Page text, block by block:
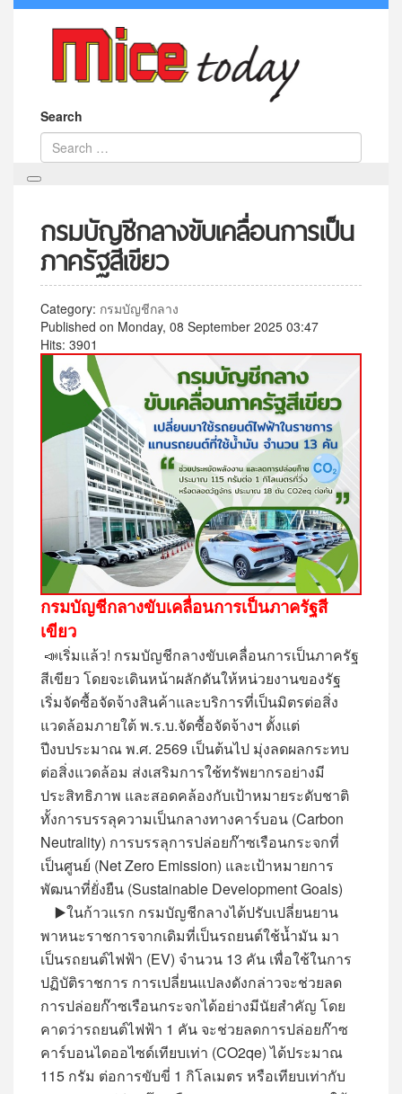
Search
กรมบัญชีกลางขับเคลื่อนการเป็น
ภาครัฐสีเขียว
Category: กรมบัญชีกลาง
Published on Monday, 08 September 2025 03:47
Hits: 3901
กรมบัญชีกลางขับเคลื่อนการเป็นภาครัฐสี
เขียว
📣เริ่มแล้ว! กรมบัญชีกลางขับเคลื่อนการเป็นภาครัฐ
สีเขียว โดยจะเดินหน้าผลักดันให้หน่วยงานของรัฐ
เริ่มจัดซื้อจัดจ้างสินค้าและบริการที่เป็นมิตรต่อสิ่ง
แวดล้อมภายใต้ พ.ร.บ.จัดซื้อจัดจ้างฯ ตั้งแต่
ปีงบประมาณ พ.ศ. 2569 เป็นต้นไป มุ่งลดผลกระทบ
ต่อสิ่งแวดล้อม ส่งเสริมการใช้ทรัพยากรอย่างมี
ประสิทธิภาพ และสอดคล้องกับเป้าหมายระดับชาติ
ทั้งการบรรลุความเป็นกลางทางคาร์บอน (Carbon
Neutrality) การบรรลุการปล่อยก๊าซเรือนกระจกที่
เป็นศูนย์ (Net Zero Emission) และเป้าหมายการ
พัฒนาที่ยั่งยืน (Sustainable Development Goals)
▶️ในก้าวแรก กรมบัญชีกลางได้ปรับเปลี่ยนยาน
พาหนะราชการจากเดิมที่เป็นรถยนต์ใช้น้ำมัน มา
เป็นรถยนต์ไฟฟ้า (EV) จำนวน 13 คัน เพื่อใช้ในการ
ปฏิบัติราชการ การเปลี่ยนแปลงดังกล่าวจะช่วยลด
การปล่อยก๊าซเรือนกระจกได้อย่างมีนัยสำคัญ โดย
คาดว่ารถยนต์ไฟฟ้า 1 คัน จะช่วยลดการปล่อยก๊าซ
คาร์บอนไดออไซด์เทียบเท่า (CO2qe) ได้ประมาณ
115 กรัม ต่อการขับขี่ 1 กิโลเมตร หรือเทียบเท่ากับ